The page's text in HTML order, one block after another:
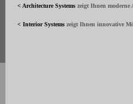
< Architecture Systems zeigt Ihnen
< Interior Systems zeigt Ihnen innovative